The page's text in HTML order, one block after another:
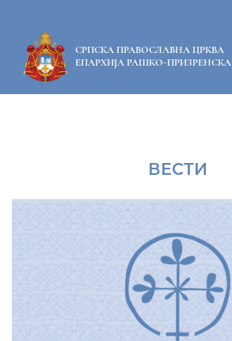
СРПСКА ПРАВОСЛАВНА ЦРКВА
ЕПАРХИЈА РАШКО-ПРИЗРЕНСКА
ВЕСТИ